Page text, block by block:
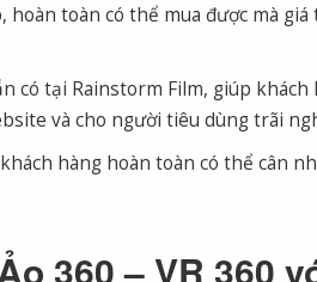
toàn có thể mua được mà
có tại Rainstorm Film, giúp
và cho người tiêu dùng trãi
hàng hoàn toàn có thể cân
360 – VR 360